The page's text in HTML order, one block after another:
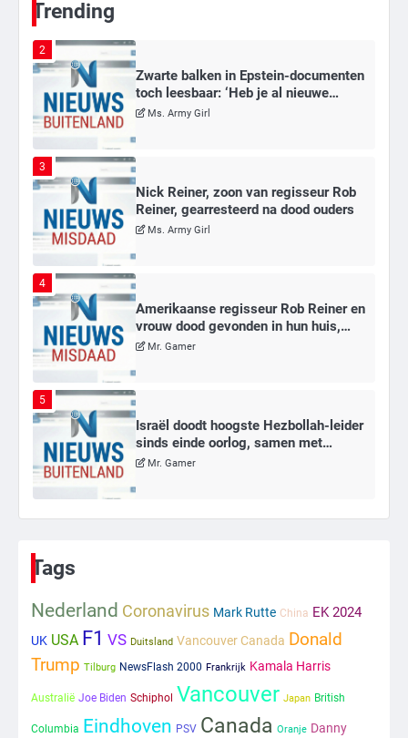
Trending
2
Zwarte balken in Epstein-documenten
toch leesbaar: ‘Heb je al nieuwe
ongepaste vrienden voor me?’
Ms. Army Girl
3
Nick Reiner, zoon van regisseur Rob
Reiner, gearresteerd na dood ouders
Ms. Army Girl
4
Amerikaanse regisseur Rob Reiner en
vrouw dood gevonden in hun huis,
eigen zoon hoofdverdachte
Mr. Gamer
5
Israël doodt hoogste Hezbollah-leider
sinds einde oorlog, samen met
meerdere omwonenden
Mr. Gamer
6
Kleine veranderingen op komst
Mr. Gamer
Tags
Nederland Coronavirus Mark Rutte China EK 2024
UK USA F1 VS Duitsland Vancouver Canada Donald
Trump Tilburg NewsFlash 2000 Frankrijk Kamala Harris
Australië Joe Biden Schiphol Vancouver Japan British
Columbia Eindhoven PSV Canada Oranje Danny